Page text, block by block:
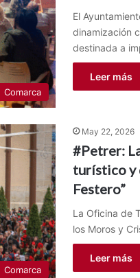
Comarca
El
dinamización
destinada a
Leer más
Comarca
May 22, 2026
#Petrer:
turístico y
Festero”
La Oficina de
los Moros y
Leer más